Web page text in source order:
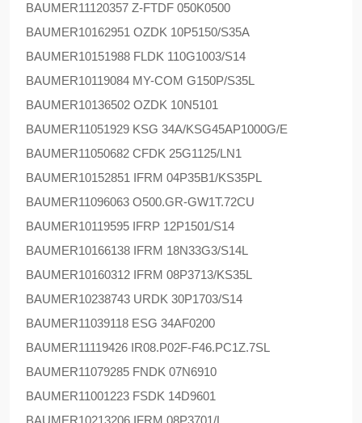
BAUMER11120357 Z-FTDF 050K0500
BAUMER10162951 OZDK 10P5150/S35A
BAUMER10151988 FLDK 110G1003/S14
BAUMER10119084 MY-COM G150P/S35L
BAUMER10136502 OZDK 10N5101
BAUMER11051929 KSG 34A/KSG45AP1000G/E
BAUMER11050682 CFDK 25G1125/LN1
BAUMER10152851 IFRM 04P35B1/KS35PL
BAUMER11096063 O500.GR-GW1T.72CU
BAUMER10119595 IFRP 12P1501/S14
BAUMER10166138 IFRM 18N33G3/S14L
BAUMER10160312 IFRM 08P3713/KS35L
BAUMER10238743 URDK 30P1703/S14
BAUMER11039118 ESG 34AF0200
BAUMER11119426 IR08.P02F-F46.PC1Z.7SL
BAUMER11079285 FNDK 07N6910
BAUMER11001223 FSDK 14D9601
BAUMER10213206 IFRM 08P3701/L